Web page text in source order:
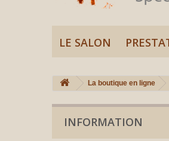
LE SALON
La boutique en ligne
INFORMATION